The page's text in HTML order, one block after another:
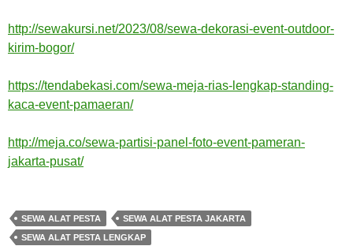
http://sewakursi.net/2023/08/sewa-dekorasi-event-outdoor-
kirim-bogor/
https://tendabekasi.com/sewa-meja-rias-lengkap-standing-
kaca-event-pamaeran/
http://meja.co/sewa-partisi-panel-foto-event-pameran-
jakarta-pusat/
SEWA ALAT PESTA
SEWA ALAT PESTA JAKARTA
SEWA ALAT PESTA LENGKAP